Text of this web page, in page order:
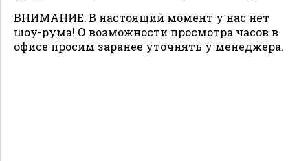
ВНИМАНИЕ: В настоящий момент у нас нет
шоу-рума! О возможности просмотра часов в
офисе просим заранее уточнять у менеджера.